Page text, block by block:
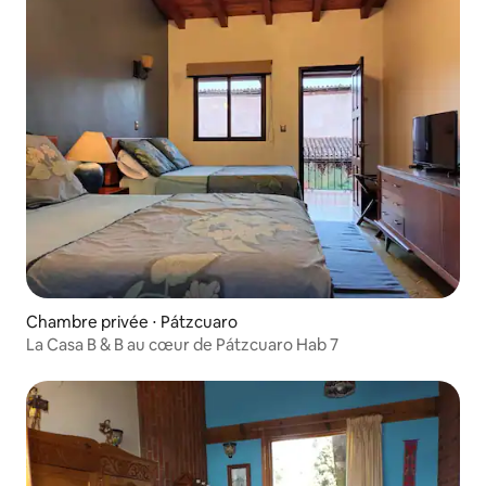
Chambre privée ⋅ Pátzcuaro
La Casa B & B au cœur de Pátzcuaro Hab 7